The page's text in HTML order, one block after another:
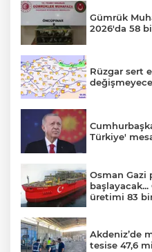
Gümrük
2026'da 58
Rüzgar sert
Türkiye'
Osman Gazi
üretimi 83
Akdeniz’de
tesise 47,6